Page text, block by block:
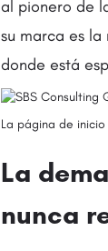
al pionero de
su marca es
donde está
La página de
La
nunca